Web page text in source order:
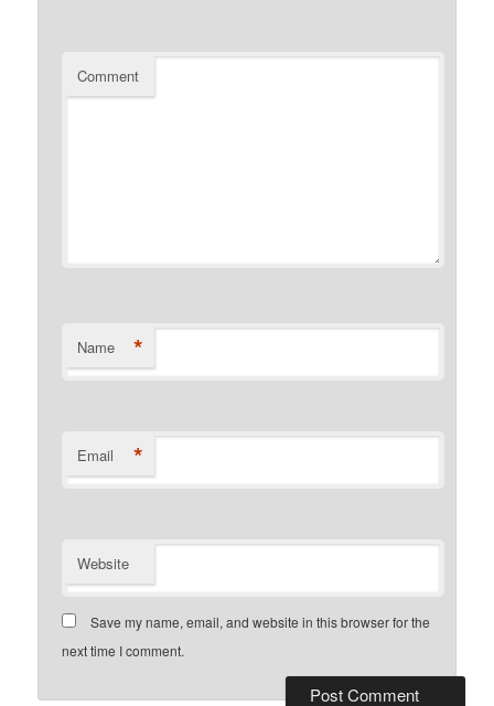
Comment
Name *
Email *
Website
Save my name, email, and website in this browser for the
next time I comment.